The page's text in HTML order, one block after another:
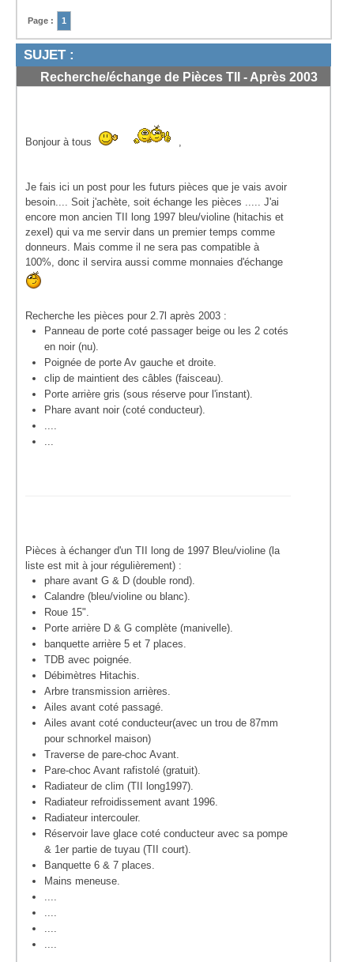
Page : 1
SUJET :
Recherche/échange de Pièces TII - Après 2003
Bonjour à tous ,
Je fais ici un post pour les futurs pièces que je vais avoir
besoin.... Soit j'achète, soit échange les pièces ..... J'ai
encore mon ancien TII long 1997 bleu/violine (hitachis et
zexel) qui va me servir dans un premier temps comme
donneurs. Mais comme il ne sera pas compatible à
100%, donc il servira aussi comme monnaies d'échange
Recherche les pièces pour 2.7l après 2003 :
Panneau de porte coté passager beige ou les 2 cotés
en noir (nu).
Poignée de porte Av gauche et droite.
clip de maintient des câbles (faisceau).
Porte arrière gris (sous réserve pour l'instant).
Phare avant noir (coté conducteur).
....
...
Pièces à échanger d'un TII long de 1997 Bleu/violine (la
liste est mit à jour régulièrement) :
phare avant G & D (double rond).
Calandre (bleu/violine ou blanc).
Roue 15".
Porte arrière D & G complète (manivelle).
banquette arrière 5 et 7 places.
TDB avec poignée.
Débimètres Hitachis.
Arbre transmission arrières.
Ailes avant coté passagé.
Ailes avant coté conducteur(avec un trou de 87mm
pour schnorkel maison)
Traverse de pare-choc Avant.
Pare-choc Avant rafistolé (gratuit).
Radiateur de clim (TII long1997).
Radiateur refroidissement avant 1996.
Radiateur intercouler.
Réservoir lave glace coté conducteur avec sa pompe
& 1er partie de tuyau (TII court).
Banquette 6 & 7 places.
Mains meneuse.
....
....
....
....